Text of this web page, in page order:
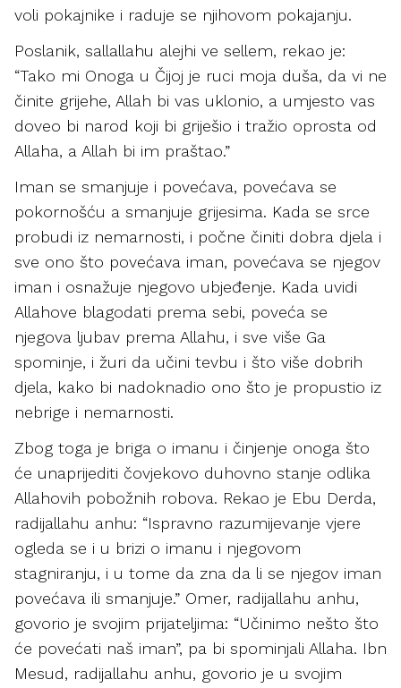
voli pokajnike i raduje se njihovom pokajanju.
Poslanik, sallallahu alejhi ve sellem, rekao je:
“Tako mi Onoga u Čijoj je ruci moja duša, da vi ne
činite grijehe, Allah bi vas uklonio, a umjesto vas
doveo bi narod koji bi griješio i tražio oprosta od
Allaha, a Allah bi im praštao.”
Iman se smanjuje i povećava, povećava se
pokornošću a smanjuje grijesima. Kada se srce
probudi iz nemarnosti, i počne činiti dobra djela i
sve ono što povećava iman, povećava se njegov
iman i osnažuje njegovo ubjeđenje. Kada uvidi
Allahove blagodati prema sebi, poveća se
njegova ljubav prema Allahu, i sve više Ga
spominje, i žuri da učini tevbu i što više dobrih
djela, kako bi nadoknadio ono što je propustio iz
nebrige i nemarnosti.
Zbog toga je briga o imanu i činjenje onoga što
će unaprijediti čovjekovo duhovno stanje odlika
Allahovih pobožnih robova. Rekao je Ebu Derda,
radijallahu anhu: “Ispravno razumijevanje vjere
ogleda se i u brizi o imanu i njegovom
stagniranju, i u tome da zna da li se njegov iman
povećava ili smanjuje.” Omer, radijallahu anhu,
govorio je svojim prijateljima: “Učinimo nešto što
će povećati naš iman”, pa bi spominjali Allaha. Ibn
Mesud, radijallahu anhu, govorio je u svojim